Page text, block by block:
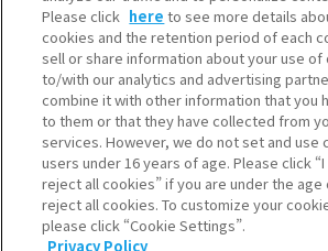
Please click here to see more details
cookies and the retention period of each
sell or share information about your use
to/with our analytics and advertising
combine it with other information that you
to them or that they have collected from
services. However, we do not set and use
users under 16 years of age. Please click
reject all cookies” if you are under the age
reject all cookies. To customize your
please click “Cookie Settings”.
Privacy Policy